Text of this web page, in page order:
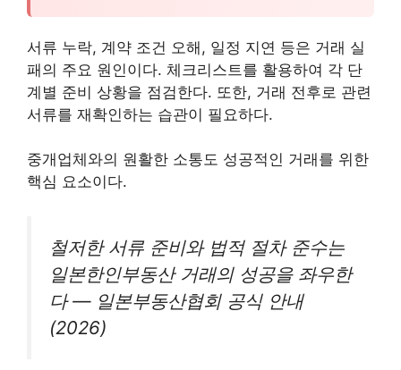
서류 누락, 계약 조건 오해, 일정 지연 등은 거래 실
패의 주요 원인이다. 체크리스트를 활용하여 각 단
계별 준비 상황을 점검한다. 또한, 거래 전후로 관련
서류를 재확인하는 습관이 필요하다.
중개업체와의 원활한 소통도 성공적인 거래를 위한
핵심 요소이다.
철저한 서류 준비와 법적 절차 준수는
일본한인부동산 거래의 성공을 좌우한
다 — 일본부동산협회 공식 안내
(2026)